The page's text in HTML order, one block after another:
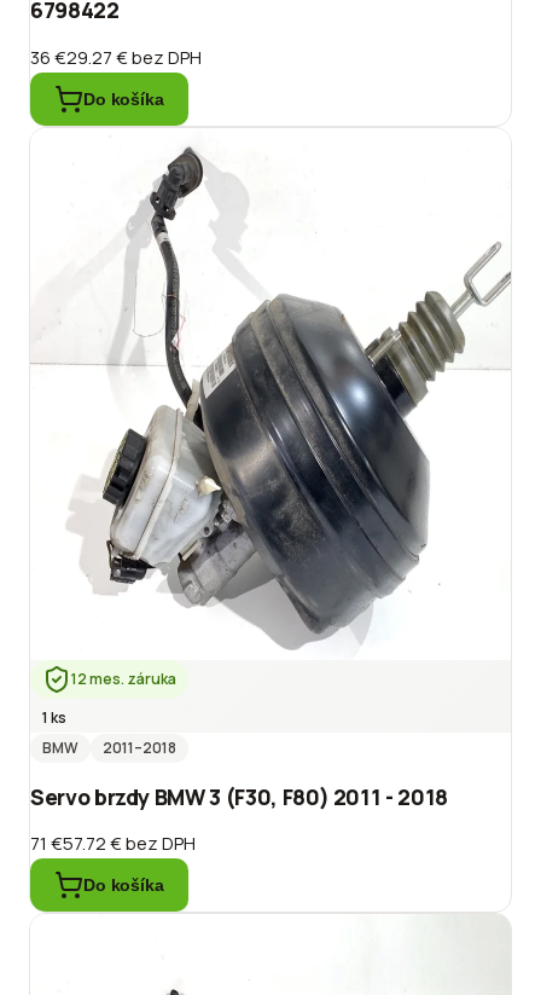
6798422
36 €29.27 €bez DPH
Do košíka
12 mes. záruka
1 ks
BMW
2011–2018
Servo brzdy BMW 3 (F30, F80) 2011 - 2018
71 €57.72 €bez DPH
Do košíka